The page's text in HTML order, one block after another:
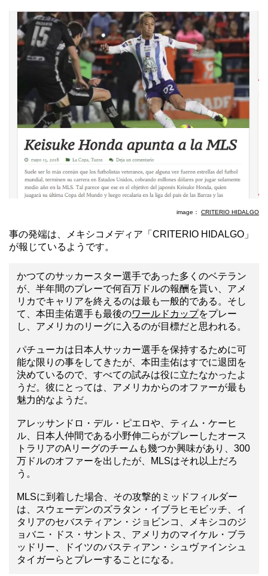
image： CRITERIO HIDALGO
事の発端は、メキシコメディア「CRITERIO HIDALGO」
が報じているようです。
かつてのサッカースター選手であった多くのベテラン
が、半年間のプレーで何百万ドルの報酬を貰い、アメ
リカでキャリアを終えるのは最も一般的である。そし
て、本田圭佑選手も最後のワールドカップをプレー
し、アメリカのリーグに入るのが目標だと思われる。
パチューカは日本人サッカー選手を保持するために可
能な限りの事をしてきたが、本田圭佑はすでに退団を
決めているので、すべての試みは役に立たなかったよ
うだ。彼にとっては、アメリカからのオファーが最も
魅力的なようだ。
アレッサンドロ・デル・ピエロや、ティム・ケーヒ
ル、日本人仲間である小野伸二らがプレーしたオース
トラリアのAリーグのチームも幾つか興味があり、300
万ドルのオファーを出したが、MLSはそれ以上だろ
う。
MLSに到着した場合、その攻撃的ミッドフィルダー
は、スウェーデンのズラタン・イブラヒモビッチ、イ
タリアのセバスティアン・ジョビンコ、メキシコのジ
ョバニ・ドス・サントス、アメリカのマイケル・ブラ
ッドリー、ドイツのバスティアン・シュヴァインシュ
タイガーらとプレーすることになる。